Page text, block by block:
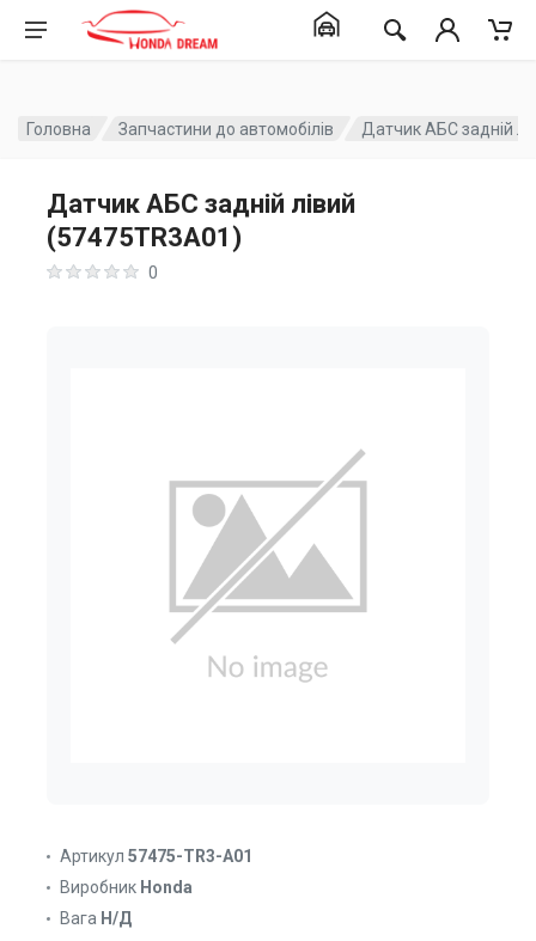
Головна Запчастини до автомобілів Датчик АБС задній
Датчик АБС задній лівий
(57475TR3A01)
0
Артикул 57475-TR3-A01
Виробник Honda
Вага Н/Д